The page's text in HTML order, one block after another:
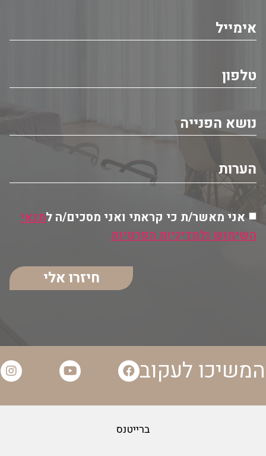
אני מאשר/ת כי קראתי ואני מסכים/ה לתנאי
השימוש ולמדיניות הפרטיות
חיזרו אלי
המשיכו לעקוב
ברייטנס